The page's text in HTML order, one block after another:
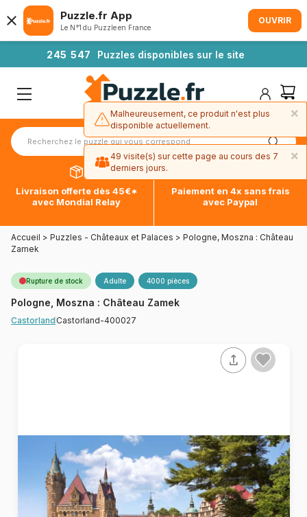
245 547 Puzzles disponibles sur le site
Livraison offerte dès 45€*
avec Mondial Relay
Paiement en 4x sans frais
avec Paypal
Accueil > Puzzles - Châteaux et Palaces > Pologne, Moszna : Château
Zamek
Rupture de stock Adulte 4000 pièces
Pologne, Moszna : Château Zamek
Castorland Castorland-400027
Puzzle.fr App
Le N°1 du Puzzle en France
OUVRIR
×
Malheureusement, ce produit n'est plus
disponible actuellement.
×
49 visite(s) sur cette page au cours des 7
derniers jours.